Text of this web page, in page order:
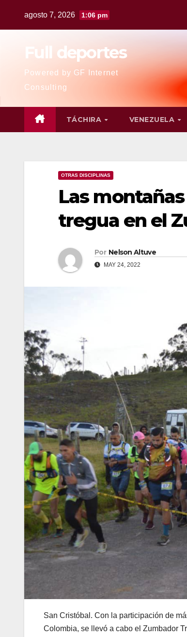
agosto 7, 2026 1:06 pm
Full deportes
Powered by GF Internet
Consulting
TÁCHIRA VENEZUELA
OTRAS DISCIPLINAS
Las
tregua en el
Por Nelson Altuve
MAY 24, 2022
San Cristóbal. Con la participación de
Colombia, se llevó a cabo el Zumbador